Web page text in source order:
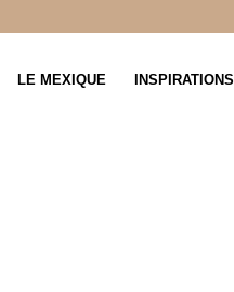
LE MEXIQUE INSPIRATIONS